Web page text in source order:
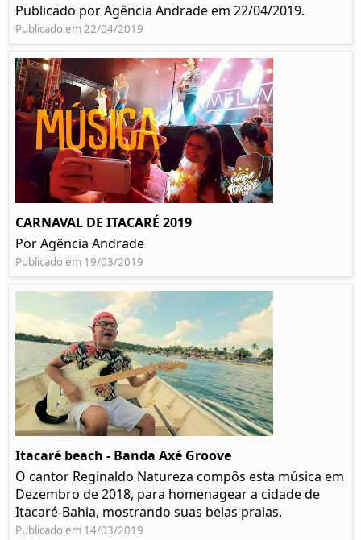
Publicado por Agência Andrade em 22/04/2019.
Publicado em 22/04/2019
CARNAVAL DE ITACARÉ 2019
Por Agência Andrade
Publicado em 19/03/2019
Itacaré beach - Banda Axé Groove
O cantor Reginaldo Natureza compôs esta música em
Dezembro de 2018, para homenagear a cidade de
Itacaré-Bahia, mostrando suas belas praias.
Publicado em 14/03/2019